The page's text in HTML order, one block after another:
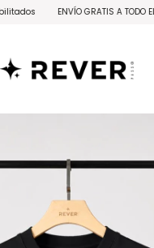
ENVÍO GRATIS A TODO